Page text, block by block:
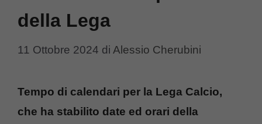
della Lega
11 Ottobre 2024 di Alessio Cherubini
Tempo di calendari per la Lega Calcio,
che ha stabilito date ed orari della